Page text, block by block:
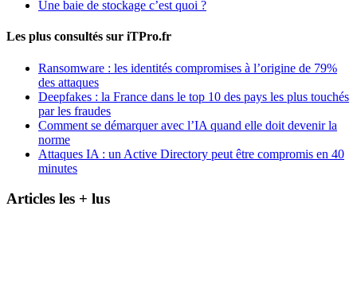
Une baie de stockage c’est quoi ?
Les plus consultés sur iTPro.fr
Ransomware : les identités compromises à l’origine de 79%
des attaques
Deepfakes : la France dans le top 10 des pays les plus touchés
par les fraudes
Comment se démarquer avec l’IA quand elle doit devenir la
norme
Attaques IA : un Active Directory peut être compromis en 40
minutes
Articles les + lus